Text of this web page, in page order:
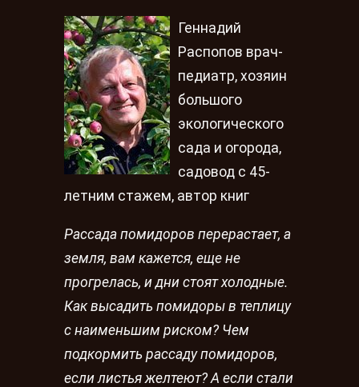
Геннадий
Распопов врач-
педиатр, хозяин
большого
экологического
сада и огорода,
садовод с 45-
летним стажем, автор книг
Рассада помидоров перерастает, а
земля, вам кажется, еще не
прогрелась, и дни стоят холодные.
Как высадить помидоры в теплицу
с наименьшим риском? Чем
подкормить рассаду помидоров,
если листья желтеют? А если стали